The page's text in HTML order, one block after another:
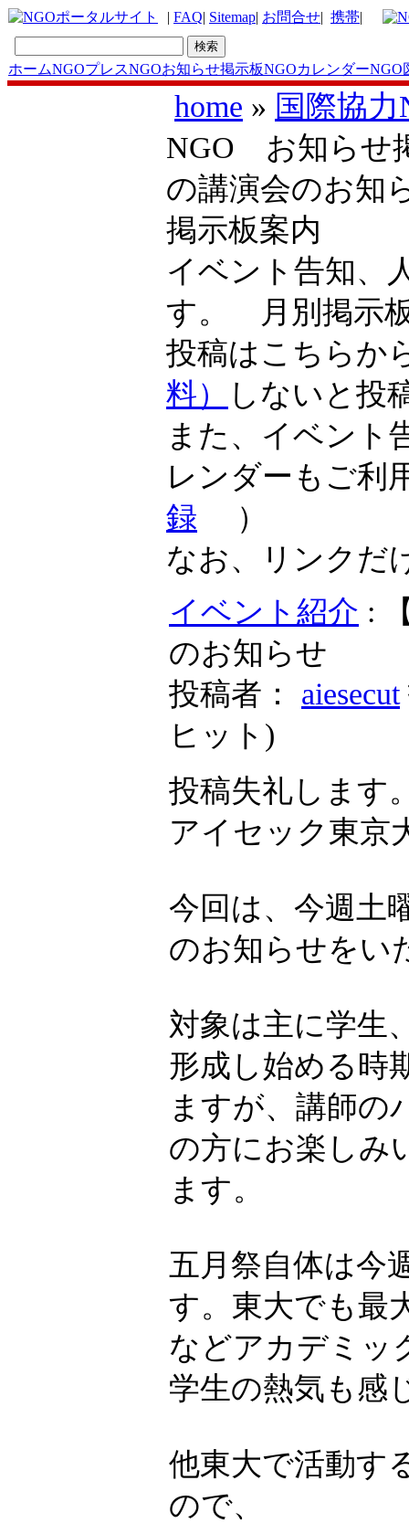
| FAQ| Sitemap| お問合せ| 携帯|
ホームNGOプレスNGOお知らせ掲示板NGOカレンダーNGO
home » 国際協
NGO お知らせ
の講演会のお知
掲示板案内
イベント告知、
す。 月別掲示
投稿はこちら
料）
しないと投
また、イベント
レンダーもご利
録 ）
なお、リンクだ
イベント紹介 :
のお知らせ
投稿者： aiesecut
ヒット )
投稿失礼します
アイセック東京
今回は、今週土
のお知らせをい
対象は主に学生
形成し始める時
ますが、講師の
の方にお楽しみ
ます。
五月祭自体は今
す。東大でも最
などアカデミッ
学生の熱気も感
他東大で活動す
ので、